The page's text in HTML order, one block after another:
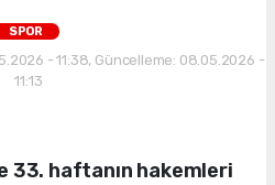
SPOR
- 11:38, Güncelleme: 08.05.2026 -
11:13
33. haftanın hakemleri